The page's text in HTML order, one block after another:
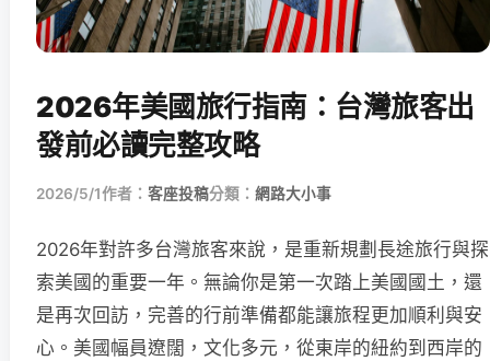
2026年美國旅行指南：台灣旅客出
發前必讀完整攻略
2026/5/1作者： 客座投稿分類： 網路大小事
2026年對許多台灣旅客來說，是重新規劃長途旅行與探
索美國的重要一年。無論你是第一次踏上美國國土，還
是再次回訪，完善的行前準備都能讓旅程更加順利與安
心。美國幅員遼闊，文化多元，從東岸的紐約到西岸的